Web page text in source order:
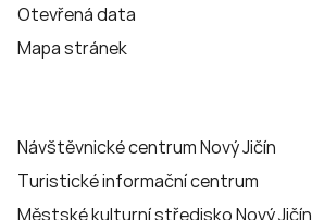
Otevřená data
Mapa stránek
Návštěvnické centrum Nový Jičín
Turistické informační centrum
Městské kulturní středisko Nový Jičín